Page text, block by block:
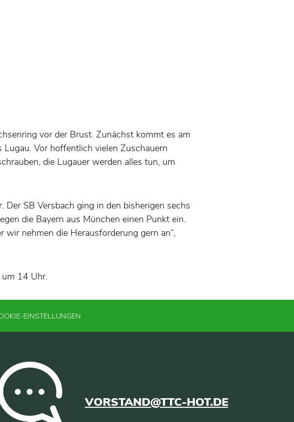
vor der Brust. Zunächst kommt es am
Vor hoffentlich vielen Zuschauern
die Lugauer werden alles tun, um
SB Versbach ging in den bisherigen sechs
die Bayern aus München einen Punkt ein.
nehmen die Herausforderung gern an“,
14 Uhr.
EINSTELLUNGEN
VORSTAND@TTC-HOT.DE